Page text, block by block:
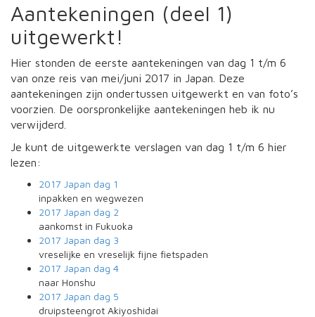
Aantekeningen (deel 1)
uitgewerkt!
Hier stonden de eerste aantekeningen van dag 1 t/m 6
van onze reis van mei/juni 2017 in Japan. Deze
aantekeningen zijn ondertussen uitgewerkt en van foto’s
voorzien. De oorspronkelijke aantekeningen heb ik nu
verwijderd.
Je kunt de uitgewerkte verslagen van dag 1 t/m 6 hier
lezen:
2017 Japan dag 1
inpakken en wegwezen
2017 Japan dag 2
aankomst in Fukuoka
2017 Japan dag 3
vreselijke en vreselijk fijne fietspaden
2017 Japan dag 4
naar Honshu
2017 Japan dag 5
druipsteengrot Akiyoshidai